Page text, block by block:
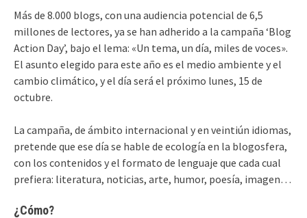
Más de 8.000 blogs, con una audiencia potencial de 6,5
millones de lectores, ya se han adherido a la campaña ‘Blog
Action Day’, bajo el lema: «Un tema, un día, miles de voces».
El asunto elegido para este año es el medio ambiente y el
cambio climático, y el día será el próximo lunes, 15 de
octubre.
La campaña, de ámbito internacional y en veintiún idiomas,
pretende que ese día se hable de ecología en la blogosfera,
con los contenidos y el formato de lenguaje que cada cual
prefiera: literatura, noticias, arte, humor, poesía, imagen…
¿Cómo?